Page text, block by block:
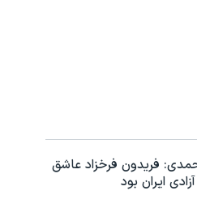
فریدون فرخزاد عاشق
ایران بود